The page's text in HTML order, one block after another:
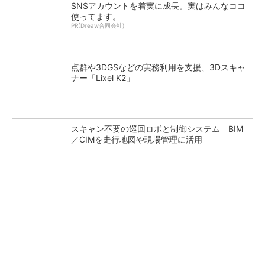
SNSアカウントを着実に成長。実はみんなココ
使ってます。
PR(Dreaw合同会社)
点群や3DGSなどの実務利用を支援、3Dスキャ
ナー「Lixel K2」
スキャン不要の巡回ロボと制御システム BIM
／CIMを走行地図や現場管理に活用